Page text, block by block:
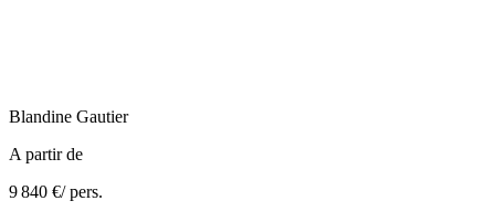
Blandine Gautier
A partir de
9 840 €/ pers.